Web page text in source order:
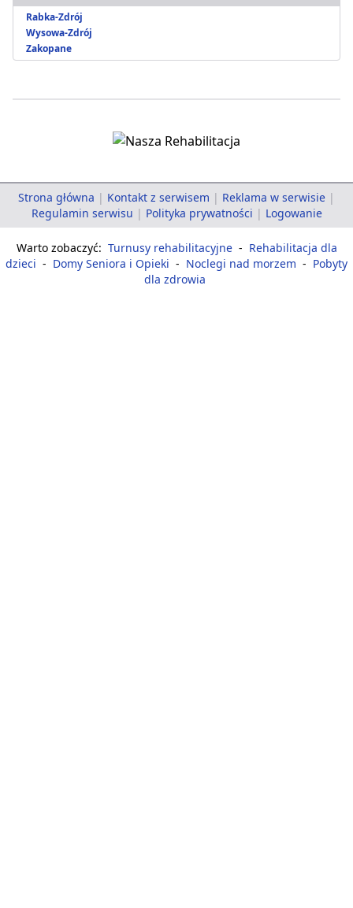
Rabka-Zdrój
Wysowa-Zdrój
Zakopane
Strona główna | Kontakt z serwisem | Reklama w serwisie |
Regulamin serwisu | Polityka prywatności | Logowanie
Warto zobaczyć: Turnusy rehabilitacyjne - Rehabilitacja dla
dzieci - Domy Seniora i Opieki - Noclegi nad morzem - Pobyty
dla zdrowia